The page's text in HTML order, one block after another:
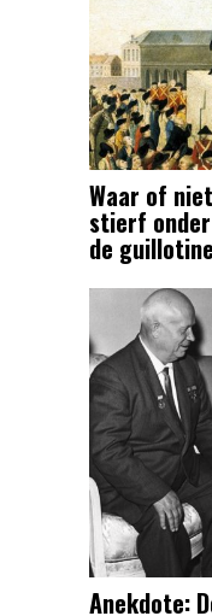
Waar of
stierf
de guillotine
Anekdote: